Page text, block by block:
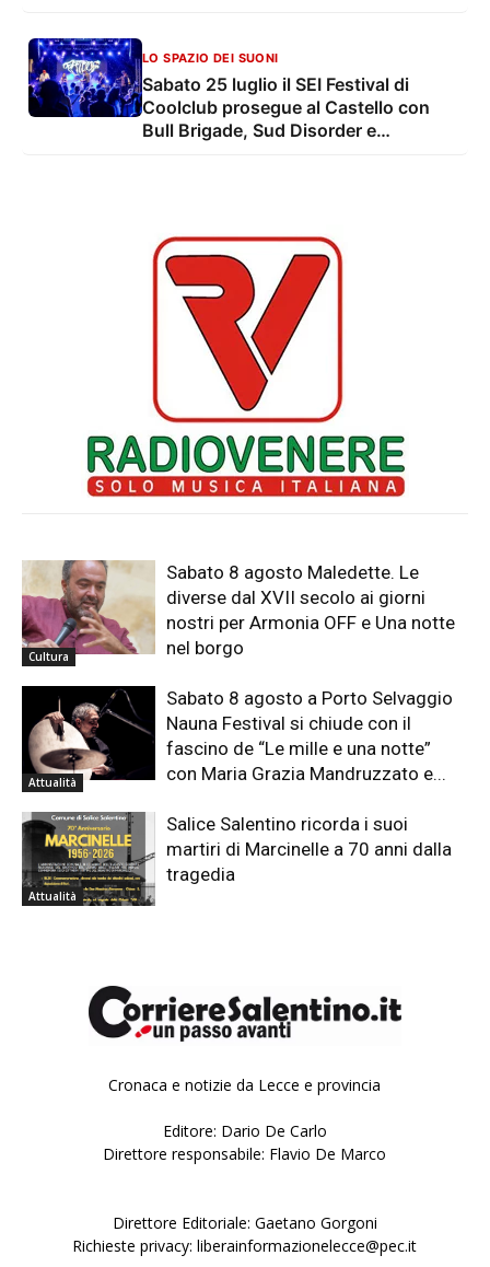
LO SPAZIO DEI SUONI
Sabato 25 luglio il SEI Festival di
Coolclub prosegue al Castello con
Bull Brigade, Sud Disorder e
Cultura
Sabato 8 agosto Maledette. Le
diverse dal XVII secolo ai giorni
nostri per Armonia OFF e Una notte
nel borgo
Attualità
Sabato 8 agosto a Porto Selvaggio
Nauna Festival si chiude con il
fascino de “Le mille e una notte”
con Maria Grazia Mandruzzato e...
Attualità
Salice Salentino ricorda i suoi
martiri di Marcinelle a 70 anni dalla
tragedia
Cronaca e notizie da Lecce e provincia
Editore: Dario De Carlo
Direttore responsabile: Flavio De Marco
Direttore Editoriale: Gaetano Gorgoni
Richieste privacy: liberainformazionelecce@pec.it